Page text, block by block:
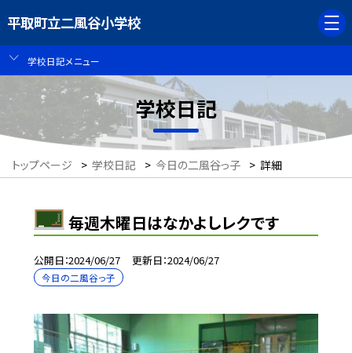
平取町立二風谷小学校
学校日記メニュー
学校日記
トップページ > 学校日記 > 今日の二風谷っ子 > 詳細
毎週木曜日はなかよしレクです
公開日 2024/06/27 更新日 2024/06/27
今日の二風谷っ子